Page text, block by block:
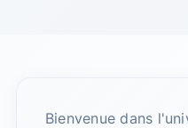
Bienvenue dans